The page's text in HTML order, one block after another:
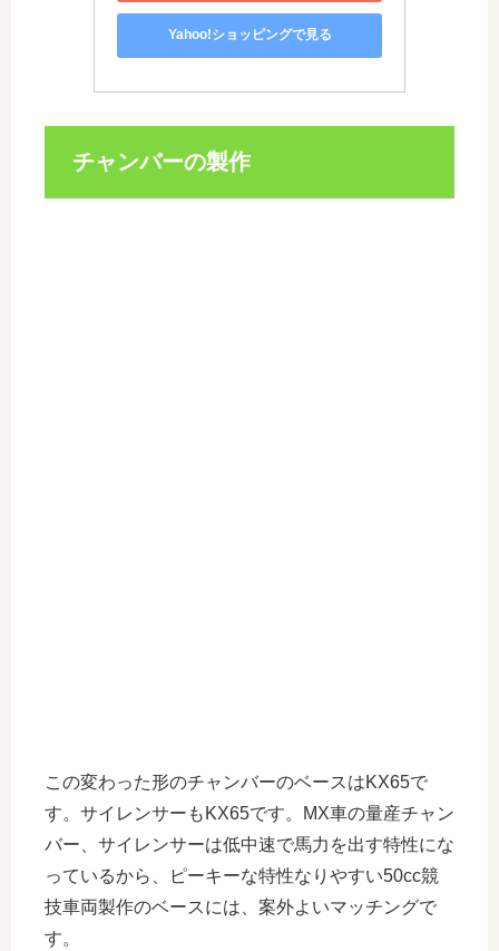
Yahoo!ショッピングで見る
チャンバーの製作
この変わった形のチャンバーのベースはKX65で
す。サイレンサーもKX65です。MX車の量産チャン
バー、サイレンサーは低中速で馬力を出す特性にな
っているから、ピーキーな特性なりやすい50cc競
技車両製作のベースには、案外よいマッチングで
す。